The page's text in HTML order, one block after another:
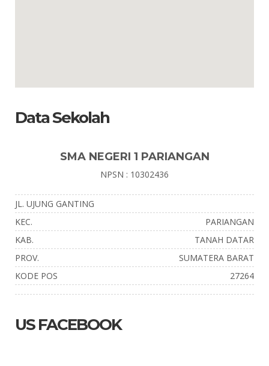
Data Sekolah
SMA NEGERI 1 PARIANGAN
NPSN : 10302436
JL. UJUNG GANTING
KEC.
PARIANGAN
KAB.
TANAH DATAR
PROV.
SUMATERA BARAT
KODE POS
27264
US FACEBOOK